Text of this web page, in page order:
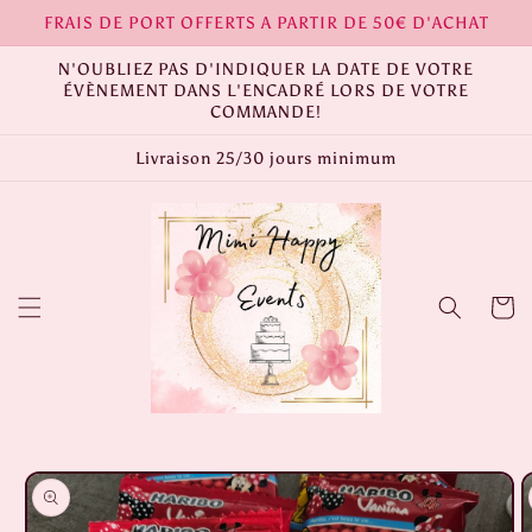
passer
au
contenu
FRAIS DE PORT OFFERTS A PARTIR DE 50€ D'ACHAT
N'OUBLIEZ PAS D'INDIQUER LA DATE DE VOTRE
ÉVÈNEMENT DANS L'ENCADRÉ LORS DE VOTRE
COMMANDE!
Livraison 25/30 jours minimum
Panier
Passer aux
informations
produits